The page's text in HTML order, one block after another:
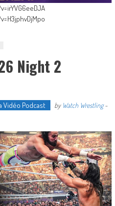
Night 2
Vidéo Podcast by Watch Wrestling-